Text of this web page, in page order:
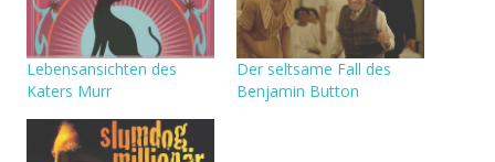
Lebensansichten des
Katers Murr
Der seltsame Fall des
Benjamin Button